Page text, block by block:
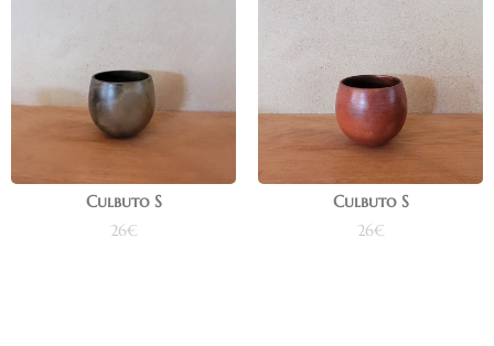
Culbuto S
26€
Culbuto S
26€